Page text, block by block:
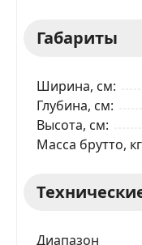
Габариты
Ширина, см
Глубина, см
Высота, см
Масса брутто, кг
Диапазон